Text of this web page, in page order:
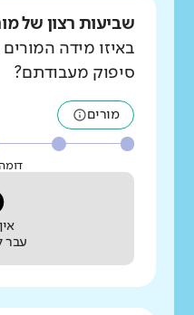
שביעות רצון של
באיזו מידה
סיפוק מעבודתם?
מורים
עבר